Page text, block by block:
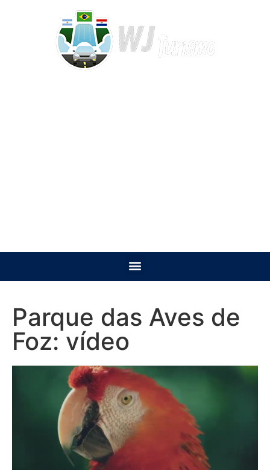
Parque das Aves de
Foz: vídeo